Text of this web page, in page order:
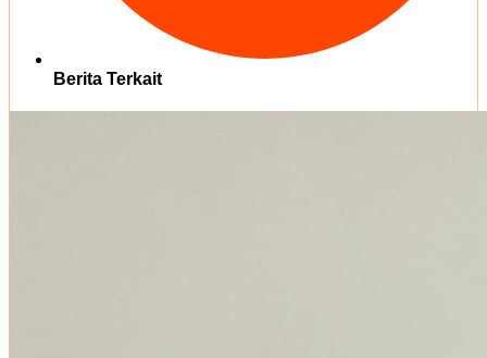
Berita Terkait